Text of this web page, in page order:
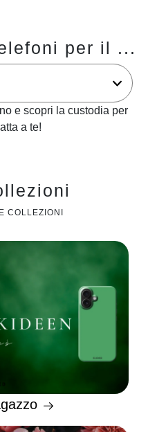
per il ...
e scopri la custodia per
a te!
COLLEZIONI